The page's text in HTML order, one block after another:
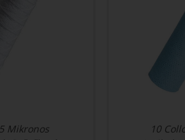
Mikronos
10